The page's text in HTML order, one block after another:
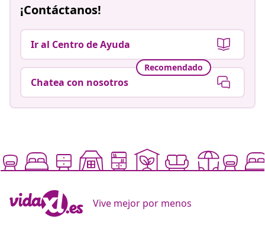
¡Contáctanos!
Ir al Centro de Ayuda
Recomendado
Chatea con nosotros
Vive mejor por menos